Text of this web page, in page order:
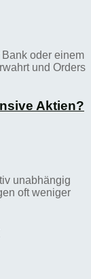
oder einem
und Orders
Aktien?
unabhängig
oft weniger